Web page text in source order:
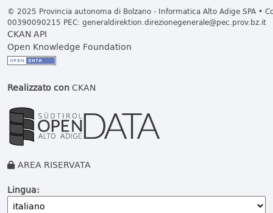
© 2025 Provincia autonoma di Bolzano - Informatica Alto Adige SPA •
00390090215 PEC: generaldirektion.direzionegenerale@pec.prov.bz.it
CKAN API
Open Knowledge Foundation
Realizzato conCKAN
AREA RISERVATA
Lingua